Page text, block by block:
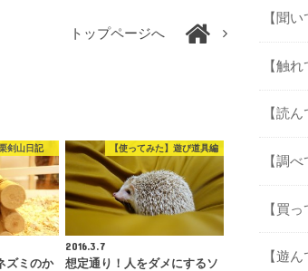
トップページへ
剣山日記
ズミのか
【使ってみた】遊び道具編
2016.3.7
想定通り！人をダメにするソ
【聞
【触
【読
【調
【買
【遊